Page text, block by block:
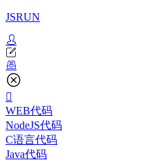
JSRUN
WEB代码
NodeJS代码
C语言代码
Java代码